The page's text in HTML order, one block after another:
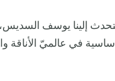
أساسية في عالميّ الأناقة